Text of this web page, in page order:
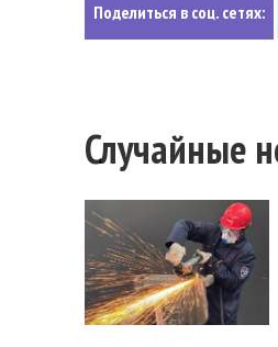
Поделиться в соц. сетях:
Случайные